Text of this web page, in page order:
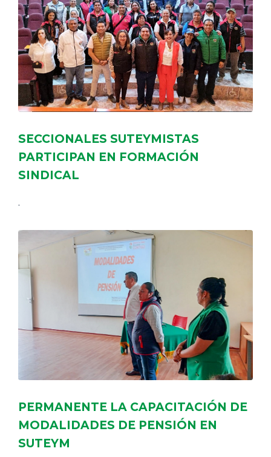
SECCIONALES SUTEYMISTAS
PARTICIPAN EN FORMACIÓN
SINDICAL
.
PERMANENTE LA CAPACITACIÓN DE
MODALIDADES DE PENSIÓN EN
SUTEYM